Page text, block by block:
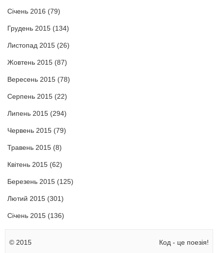
Січень 2016 (79)
Грудень 2015 (134)
Листопад 2015 (26)
Жовтень 2015 (87)
Вересень 2015 (78)
Серпень 2015 (22)
Липень 2015 (294)
Червень 2015 (79)
Травень 2015 (8)
Квітень 2015 (62)
Березень 2015 (125)
Лютий 2015 (301)
Січень 2015 (136)
© 2015 Код - це поезія!